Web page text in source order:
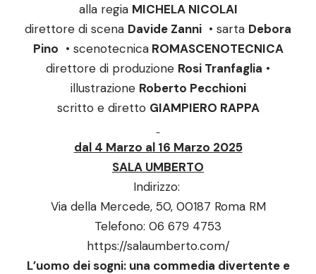
alla regia MICHELA NICOLAI
direttore di scena Davide Zanni • sarta Debora
Pino • scenotecnicaROMASCENOTECNICA
direttore di produzione Rosi Tranfaglia •
illustrazione Roberto Pecchioni
scritto e diretto GIAMPIERO RAPPA
dal 4 Marzo al 16 Marzo 2025
SALA UMBERTO
Indirizzo:
Via della Mercede, 50, 00187 Roma RM
Telefono: 06 679 4753
https://salaumberto.com/
L’uomo dei sogni: una commedia divertente e